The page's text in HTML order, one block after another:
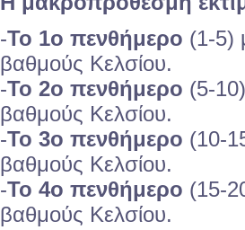
-Το 1ο πενθήμερο (1-5)
βαθμούς Κελσίου.
-Το 2ο πενθήμερο (5-
βαθμούς Κελσίου.
-Το 3ο πενθήμερο (10-
βαθμούς Κελσίου.
-Το 4ο πενθήμερο (15-
βαθμούς Κελσίου.